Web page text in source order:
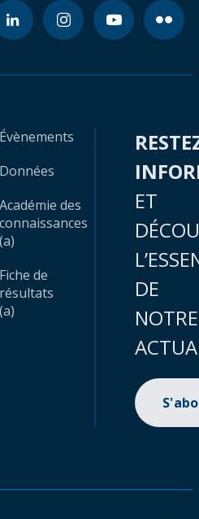
Évènements
Données
Académie des
connaissances
(a)
Fiche de
résultats
(a)
ET
DE
NOTRE